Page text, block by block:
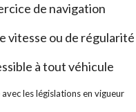
de navigation
vitesse ou de régularité
à tout véhicule
les législations en vigueur